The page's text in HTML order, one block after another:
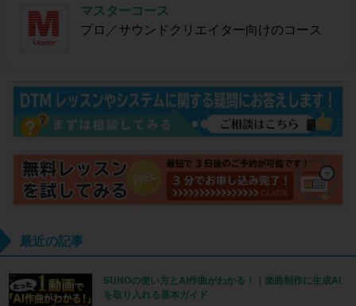
マスターコース
プロ／サウンドクリエイター向けのコース
最近の記事
SUNOの使い方とAI作曲がわかる！｜楽曲制作に生成AI
を取り入れる基本ガイド